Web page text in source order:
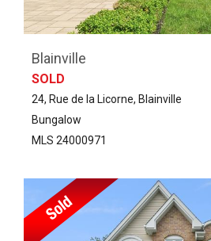
Blainville
SOLD
24, Rue de la Licorne, Blainville
Bungalow
MLS 24000971